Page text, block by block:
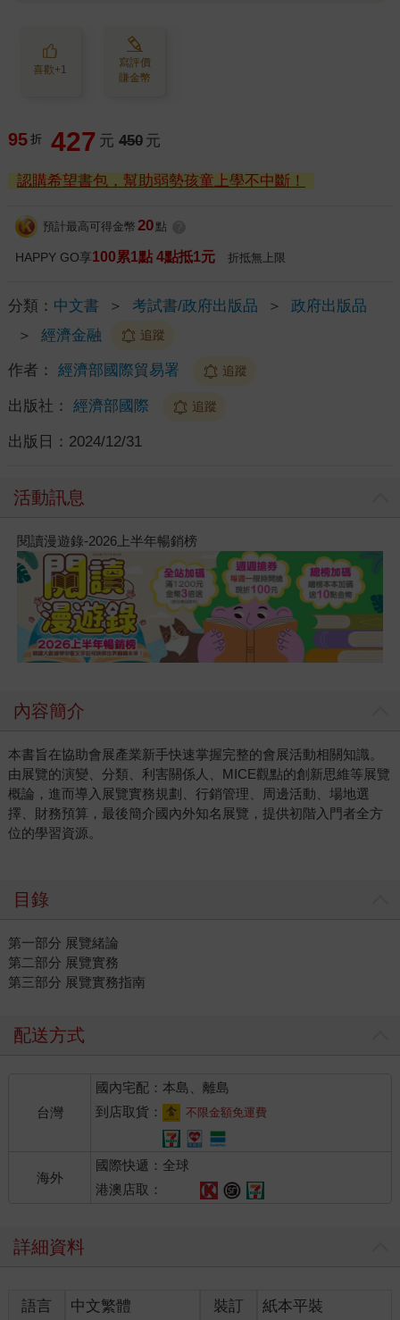
喜歡+1
寫評價
賺金幣
95 折 427 元 450 元
認購希望書包，幫助弱勢孩童上學不中斷！
預計最高可得金幣 20 點
HAPPY GO享100累1點 4點抵1元 折抵無上限
分類： 中文書 ＞ 考試書/政府出版品 ＞
政府出版品
＞
經濟金融 追蹤
作者： 經濟部國際貿易署 追蹤
出版社： 經濟部國際 追蹤
出版日： 2024/12/31
活動訊息
閱讀漫遊錄-2026上半年暢銷榜
內容簡介
本書旨在協助會展產業新手快速掌握完整的會展活動相關知識。
由展覽的演變、分類、利害關係人、MICE觀點的創新思維等展覽
概論，進而導入展覽實務規劃、行銷管理、周邊活動、場地選
擇、財務預算，最後簡介國內外知名展覽，提供初階入門者全方
位的學習資源。
目錄
第一部分 展覽緒論
第二部分 展覽實務
第三部分 展覽實務指南
配送方式
台灣
國內宅配：本島、離島
到店取貨：
不限金額免運費
海外
國際快遞：全球
港澳店取：
詳細資料
語言 中文繁體 裝訂
紙本平裝